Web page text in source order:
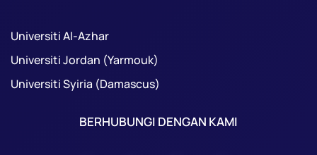
Universiti Al-Azhar
Universiti Jordan (Yarmouk)
Universiti Syiria (Damascus)
BERHUBUNGI DENGAN KAMI